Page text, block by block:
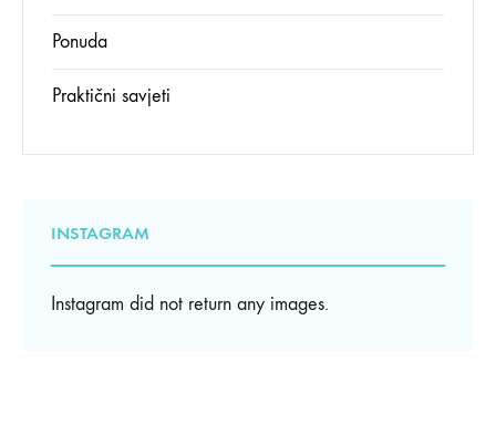
Ponuda
Praktični savjeti
INSTAGRAM
Instagram did not return any images.